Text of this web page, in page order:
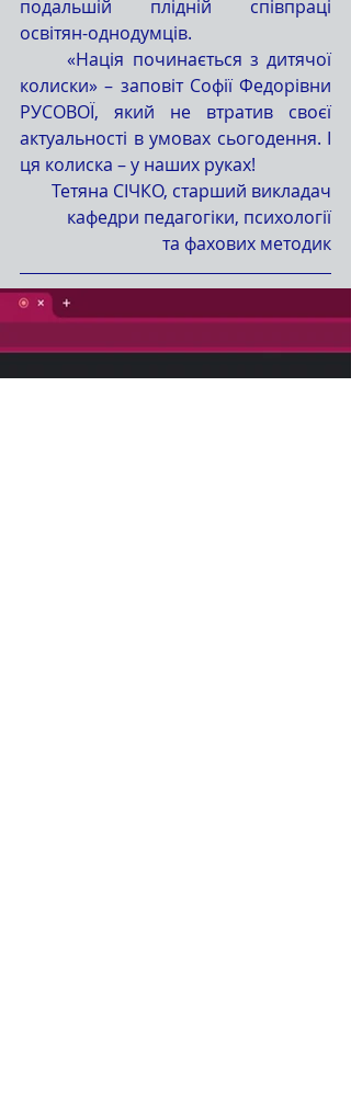
подальшій плідній співпраці
освітян-однодумців.
	«Нація починається з дитячої
колиски» – заповіт Софії Федорівни
РУСОВОЇ, який не втратив своєї
актуальності в умовах сьогодення. І
ця колиска – у наших руках!
Тетяна СІЧКО, старший викладач
кафедри педагогіки, психології
та фахових методик